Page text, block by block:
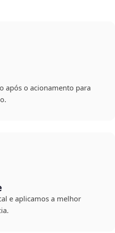
após o acionamento para
e aplicamos a melhor